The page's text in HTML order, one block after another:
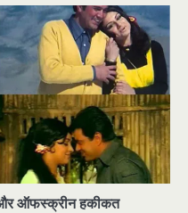
ऑफस्क्रीन हकीकत